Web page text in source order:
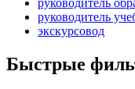
руководитель
экскурсовод
Быстрые